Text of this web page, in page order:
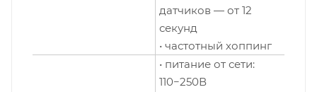
датчиков — от 12
секунд
• частотный хоппинг
• питание от сети:
110−250В